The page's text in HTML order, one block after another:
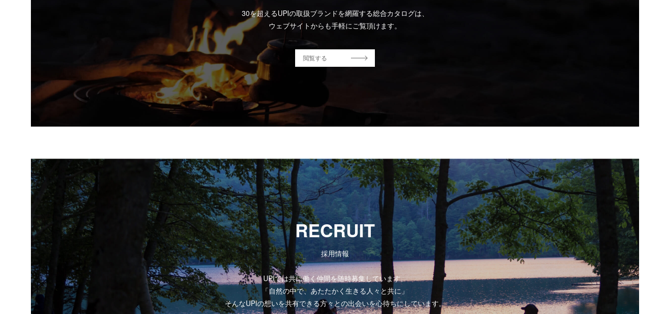
30を超えるUPIの取扱ブランドを網羅する総合カタログは、
ウェブサイトからも手軽にご覧頂けます。
閲覧する
RECRUIT
採用情報
UPIでは共に働く仲間を随時募集しています。
「自然の中で、あたたかく生きる人々と共に」
そんなUPIの想いを共有できる方々との出会いを心待ちにしています。